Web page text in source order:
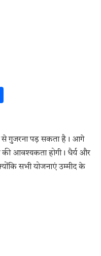
से गुजरना पड़ सकता है। आगे
आवश्यकता होगी। धैर्य और
क्योंकि सभी योजनाएं उम्मीद के